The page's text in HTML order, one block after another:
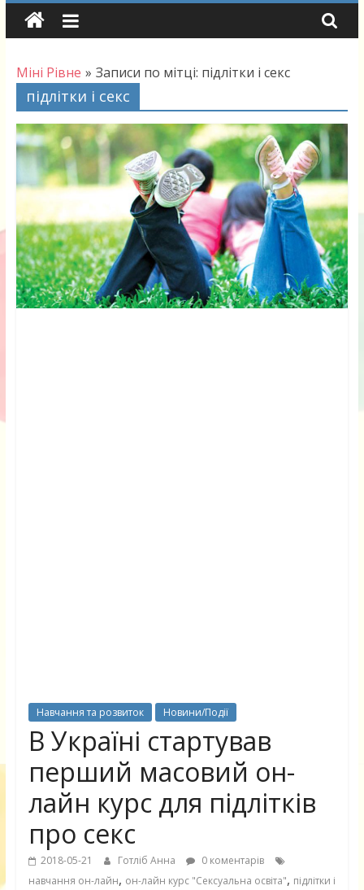
Skip
Міні Рівне » Записи по мітці: підлітки і секс
підлітки і секс
Навчання та розвиток Новини/Події
В Україні стартував
перший масовий он-
лайн курс для підлітків
про секс
2018-05-21 Готліб Анна
0 коментарів
навчання он-лайн, он-лайн курс "Сексуальна освіта", підлітки і